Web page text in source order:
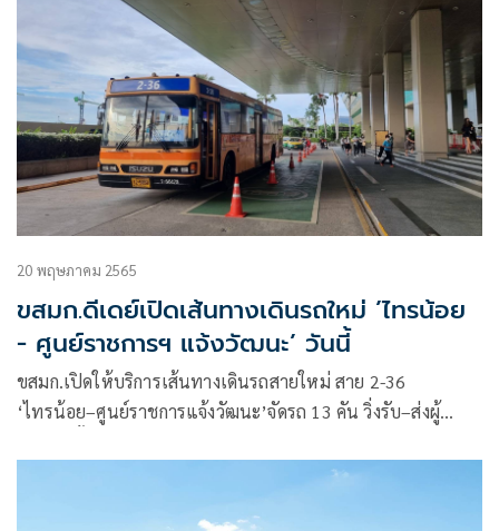
20 พฤษภาคม 2565
ขสมก.ดีเดย์เปิดเส้นทางเดินรถใหม่ ’ไทรน้อย
- ศูนย์ราชการฯ แจ้งวัฒนะ’ วันนี้
ขสมก.เปิดให้บริการเส้นทางเดินรถสายใหม่ สาย 2-36
‘ไทรน้อย–ศูนย์ราชการแจ้งวัฒนะ’จัดรถ 13 คัน วิ่งรับ–ส่งผู้